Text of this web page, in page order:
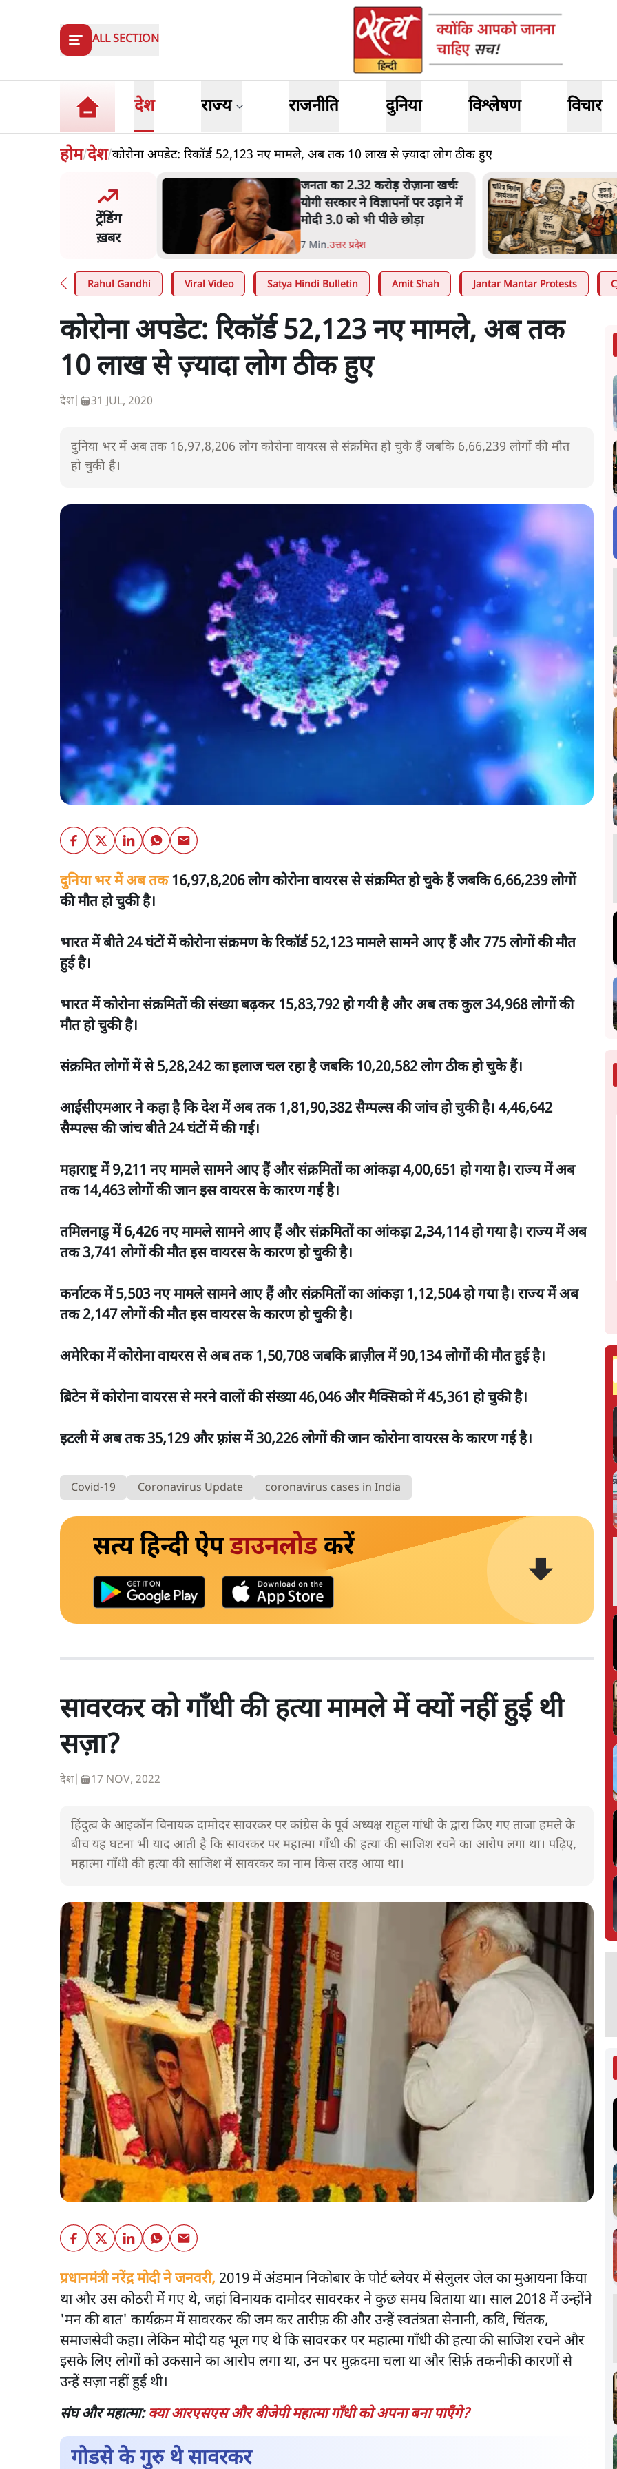
ALL SECTION
देश राज्य राजनीति दुनिया विश्लेषण विचार
होम/देश/कोरोना अपडेट: रिकॉर्ड 52,123 नए मामले, अब तक 10 लाख से ज़्यादा लोग ठीक हुए
ट्रेंडिंग
ख़बर
शाह के संसद में आने पर
करे सरकार': राज्यसभा
जनता का 2.32 करोड़ रोज़ाना खर्चः
योगी सरकार ने विज्ञापनों पर उड़ाने में
मोदी 3.0 को भी पीछे छोड़ा
7 Min.उत्तर प्रदेश
Rahul Gandhi Viral Video Satya Hindi Bulletin Amit Shah Jantar Mantar Protests
कोरोना अपडेट: रिकॉर्ड 52,123 नए मामले, अब तक
10 लाख से ज़्यादा लोग ठीक हुए
देश 31 JUL, 2020
दुनिया भर में अब तक 16,97,8,206 लोग कोरोना वायरस से संक्रमित हो चुके हैं जबकि 6,66,239 लोगों की मौत
हो चुकी है।
दुनिया भर में अब तक16,97,8,206 लोग कोरोना वायरस से संक्रमित हो चुके हैं जबकि 6,66,239 लोगों
की मौत हो चुकी है।
भारत में बीते 24 घंटों में कोरोना संक्रमण के रिकॉर्ड 52,123 मामले सामने आए हैं और 775 लोगों की मौत
हुई है।
भारत में कोरोना संक्रमितों की संख्या बढ़कर 15,83,792 हो गयी है और अब तक कुल 34,968लोगों की
मौत हो चुकी है।
संक्रमित लोगों में से 5,28,242 का इलाज चल रहा है जबकि 10,20,582 लोग ठीक हो चुके हैं।
आईसीएमआर ने कहा है कि देश में अब तक 1,81,90,382 सैम्पल्स की जांच हो चुकी है। 4,46,642
सैम्पल्स की जांच बीते 24 घंटों में की गई।
महाराष्ट्र में 9,211 नए मामले सामने आए हैं और संक्रमितों का आंकड़ा 4,00,651 हो गया है। राज्य में अब
तक 14,463 लोगों की जान इस वायरस के कारण गई है।
तमिलनाडु में 6,426 नए मामले सामने आए हैं और संक्रमितों का आंकड़ा 2,34,114 हो गया है। राज्य में अब
तक 3,741 लोगों की मौत इस वायरस के कारण हो चुकी है।
कर्नाटक में 5,503 नए मामले सामने आए हैं और संक्रमितों का आंकड़ा 1,12,504 हो गया है। राज्य में अब
तक 2,147 लोगों की मौत इस वायरस के कारण हो चुकी है।
अमेरिका में कोरोना वायरस से अब तक 1,50,708 जबकि ब्राज़ील में 90,134 लोगों की मौत हुई है।
ब्रिटेन में कोरोना वायरस से मरने वालों की संख्या 46,046 और मैक्सिको में 45,361 हो चुकी है।
इटली में अब तक 35,129 और फ़्रांस में 30,226 लोगों की जान कोरोना वायरस के कारण गई है।
Covid-19 Coronavirus Update coronavirus cases in India
सत्य हिन्दी ऐपडाउनलोडकरें
सावरकर को गाँधी की हत्या मामले में क्यों नहीं हुई थी
सज़ा?
देश| 17 NOV, 2022
हिंदुत्व के आइकॉन विनायक दामोदर सावरकर पर कांग्रेस के पूर्व अध्यक्ष राहुल गांधी के द्वारा किए गए ताजा हमले के
बीच यह घटना भी याद आती है कि सावरकर पर महात्मा गाँधी की हत्या की साजिश रचने का आरोप लगा था। पढ़िए,
महात्मा गाँधी की हत्या की साजिश में सावरकर का नाम किस तरह आया था।
प्रधानमंत्री नरेंद्र मोदी ने जनवरी, 2019 में अंडमान निकोबार के पोर्ट ब्लेयर में सेलुलर जेल का मुआयना किया
था और उस कोठरी में गए थे, जहां विनायक दामोदर सावरकर ने कुछ समय बिताया था। साल 2018 में उन्होंने
'मन की बात' कार्यक्रम में सावरकर की जम कर तारीफ़ की और उन्हें स्वतंत्रता सेनानी, कवि, चिंतक,
समाजसेवी कहा। लेकिन मोदी यह भूल गए थे कि सावरकर पर महात्मा गाँधी की हत्या की साजिश रचने और
इसके लिए लोगों को उकसाने का आरोप लगा था, उन पर मुक़दमा चला था और सिर्फ़ तकनीकी कारणों से
उन्हें सज़ा नहीं हुई थी।
संघ और महात्मा:क्या आरएसएस और बीजेपी महात्मा गाँधी को अपना बना पाएँगे?
गोडसे के गुरु थे सावरकर